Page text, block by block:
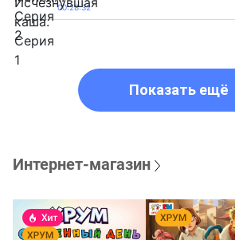
00:28:32
Показать ещё
Интернет-магазин